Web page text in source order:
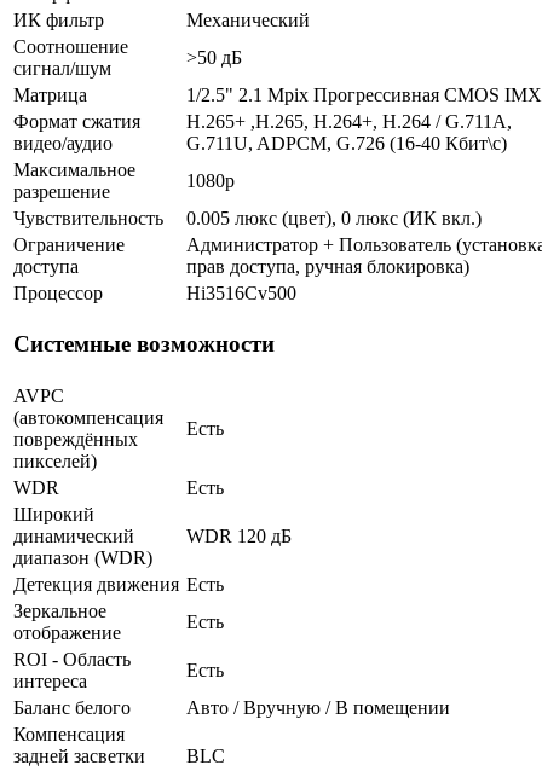
ИК фильтр
Механический
Соотношение
сигнал/шум
>50 дБ
Матрица
1/2.5" 2.1 Mpix Прогрессивная CMOS
Формат сжатия
видео/аудио
H.265+ ,H.265, H.264+, H.264 / G.711A,
G.711U, ADPCM, G.726 (16-40 Кбит\с)
Максимальное
разрешение
1080p
Чувствительность
0.005 люкс (цвет), 0 люкс (ИК вкл.)
Ограничение
доступа
Администратор + Пользователь
прав доступа, ручная блокировка)
Процессор
Hi3516Cv500
Системные возможности
AVPC
(автокомпенсация
повреждённых
пикселей)
Есть
WDR
Есть
Широкий
динамический
диапазон (WDR)
WDR 120 дБ
Детекция движения Есть
Зеркальное
отображение
Есть
ROI - Область
интереса
Есть
Баланс белого
Авто / Вручную / В помещении
Компенсация
задней засветки
BLC